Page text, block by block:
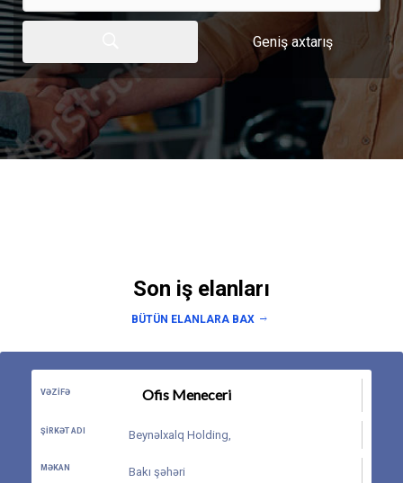
Geniş axtarış
Son iş elanları
BÜTÜN ELANLARA BAX
VƏZIFƏ Ofis Meneceri
ŞIRKƏT ADI Beynəlxalq Holding,
MƏKAN Bakı şəhəri